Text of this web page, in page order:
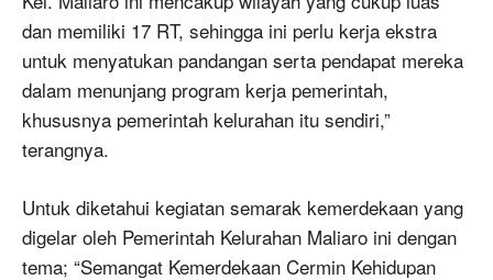
dan memiliki 17 RT, sehingga ini perlu kerja ekstra
untuk menyatukan pandangan serta pendapat mereka
dalam menunjang program kerja pemerintah,
khususnya pemerintah kelurahan itu sendiri,”
terangnya.
Untuk diketahui kegiatan semarak kemerdekaan yang
digelar oleh Pemerintah Kelurahan Maliaro ini dengan
tema; “Semangat Kemerdekaan Cermin Kehidupan